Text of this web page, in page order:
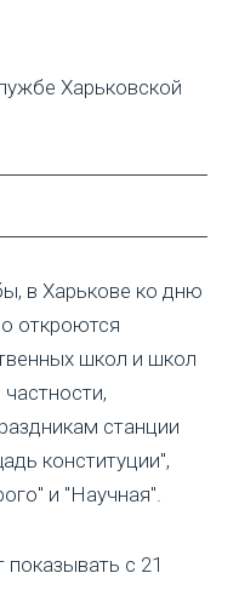
Харьковской
в Харькове ко дню
откроются
школ и школ
станции
конституции",
и "Научная".
с 21